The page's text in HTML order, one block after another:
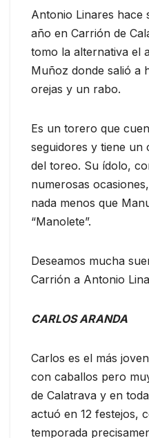
Antonio Linares hace
año en Carrión de
tomo la alternativa el
Muñoz donde salió a
orejas y un rabo.
Es un torero que
seguidores y tiene un
del toreo. Su ídolo,
numerosas
nada menos que
“Manolete”.
Deseamos mucha
Carrión a Antonio
CARLOS ARANDA
Carlos es el más
con caballos pero
de Calatrava y en
actuó en 12 festejos,
temporada